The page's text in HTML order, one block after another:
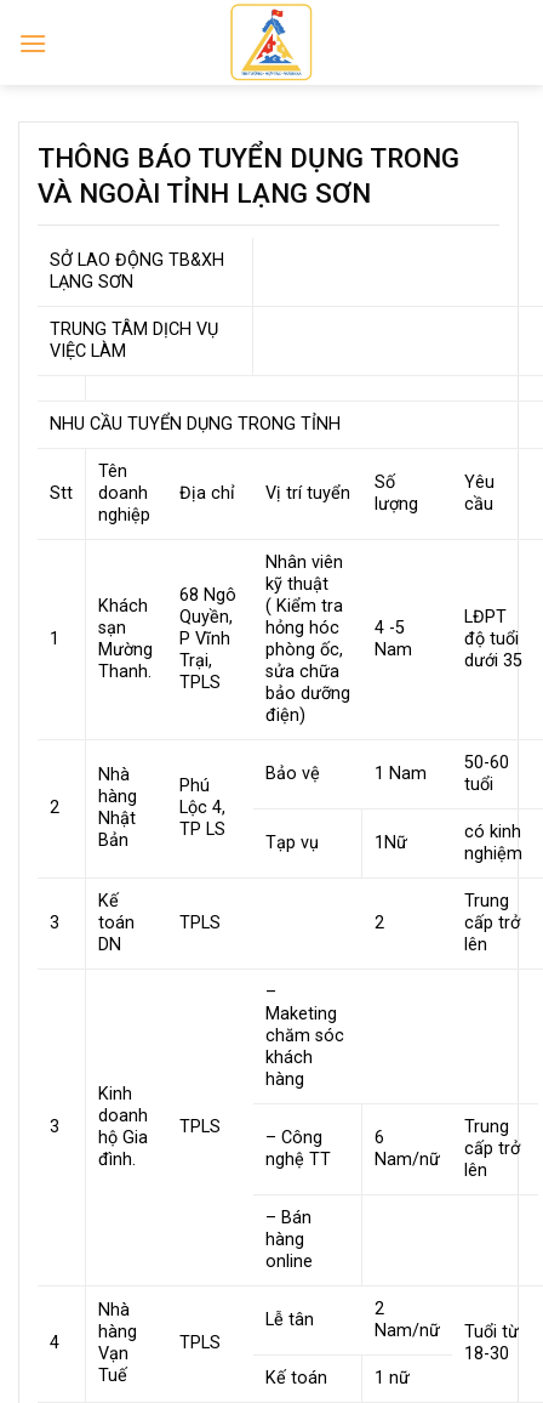
THÔNG BÁO TUYỂN DỤNG TRONG
VÀ NGOÀI TỈNH LẠNG SƠN
SỞ LAO ĐỘNG TB&XH
LẠNG SƠN
TRUNG TÂM DỊCH VỤ
VIỆC LÀM
NHU CẦU TUYỂN DỤNG TRONG TỈNH
Stt
Tên
doanh
nghiệp
Địa chỉ Vị trí tuyển
Số
lượng
Yêu
cầu
1
Khách
sạn
Mường
Thanh.
68 Ngô
Quyền,
P Vĩnh
Trại,
TPLS
Nhân viên
kỹ thuật
( Kiểm tra
hỏng hóc
phòng ốc,
sửa chữa
bảo dưỡng
điện)
4 -5
Nam
LĐPT
độ tuổi
dưới 35
2
Nhà
hàng
Nhật
Bản
Phú
Lộc 4,
TP LS
Bảo vệ 1 Nam
50-60
tuổi
Tạp vụ 1Nữ
có kinh
nghiệm
3
Kế
toán
DN
TPLS 2
Trung
cấp trở
lên
3
Kinh
doanh
hộ Gia
đình.
TPLS
–
Maketing
chăm sóc
khách
hàng
– Công
nghệ TT
6
Nam/nữ
Trung
cấp trở
lên
– Bán
hàng
online
4
Nhà
hàng
Vạn
Tuế
TPLS
Lễ tân
2
Nam/nữ
Tuổi từ
18-30
Kế toán
1 nữ